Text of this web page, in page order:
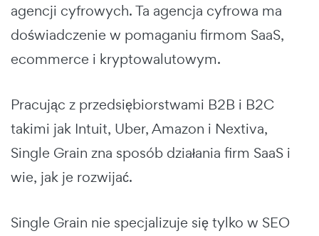
agencji cyfrowych. Ta agencja cyfrowa ma
doświadczenie w pomaganiu firmom SaaS,
ecommerce i kryptowalutowym.
Pracując z przedsiębiorstwami B2B i B2C
takimi jak Intuit, Uber, Amazon i Nextiva,
Single Grain zna sposób działania firm SaaS i
wie, jak je rozwijać.
Single Grain nie specjalizuje się tylko w SEO